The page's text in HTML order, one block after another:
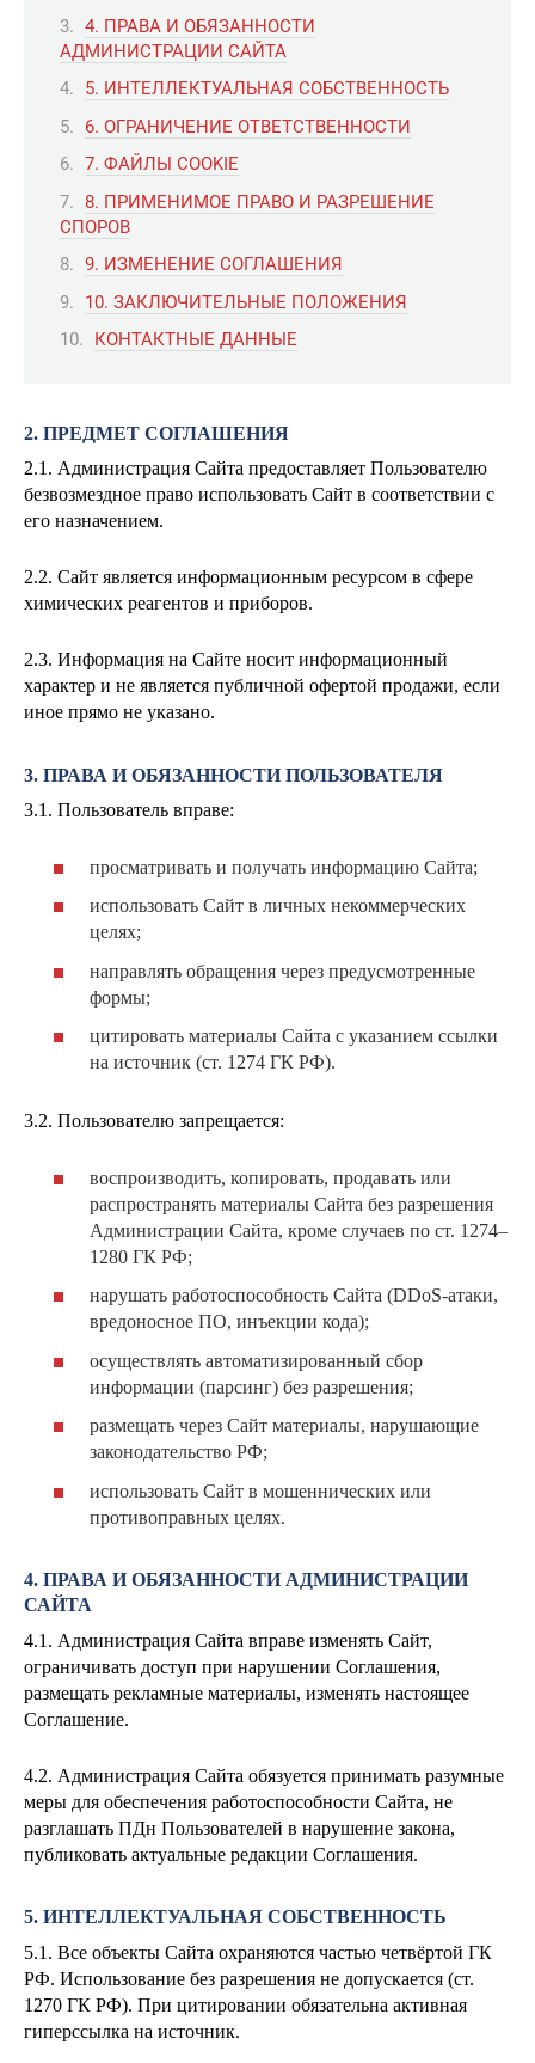
4. ПРАВА И ОБЯЗАННОСТИ
АДМИНИСТРАЦИИ САЙТА
5. ИНТЕЛЛЕКТУАЛЬНАЯ СОБСТВЕННОСТЬ
6. ОГРАНИЧЕНИЕ ОТВЕТСТВЕННОСТИ
7. ФАЙЛЫ COOKIE
8. ПРИМЕНИМОЕ ПРАВО И РАЗРЕШЕНИЕ
СПОРОВ
9. ИЗМЕНЕНИЕ СОГЛАШЕНИЯ
10. ЗАКЛЮЧИТЕЛЬНЫЕ ПОЛОЖЕНИЯ
КОНТАКТНЫЕ ДАННЫЕ
2. ПРЕДМЕТ СОГЛАШЕНИЯ
2.1. Администрация Сайта предоставляет Пользователю
безвозмездное право использовать Сайт в соответствии с
его назначением.
2.2. Сайт является информационным ресурсом в сфере
химических реагентов и приборов.
2.3. Информация на Сайте носит информационный
характер и не является публичной офертой продажи, если
иное прямо не указано.
3. ПРАВА И ОБЯЗАННОСТИ ПОЛЬЗОВАТЕЛЯ
3.1. Пользователь вправе:
просматривать и получать информацию Сайта;
использовать Сайт в личных некоммерческих
целях;
направлять обращения через предусмотренные
формы;
цитировать материалы Сайта с указанием ссылки
на источник (ст. 1274 ГК РФ).
3.2. Пользователю запрещается:
воспроизводить, копировать, продавать или
распространять материалы Сайта без разрешения
Администрации Сайта, кроме случаев по ст. 1274–
1280 ГК РФ;
нарушать работоспособность Сайта (DDoS-атаки,
вредоносное ПО, инъекции кода);
осуществлять автоматизированный сбор
информации (парсинг) без разрешения;
размещать через Сайт материалы, нарушающие
законодательство РФ;
использовать Сайт в мошеннических или
противоправных целях.
4. ПРАВА И ОБЯЗАННОСТИ АДМИНИСТРАЦИИ
САЙТА
4.1. Администрация Сайта вправе изменять Сайт,
ограничивать доступ при нарушении Соглашения,
размещать рекламные материалы, изменять настоящее
Соглашение.
4.2. Администрация Сайта обязуется принимать разумные
меры для обеспечения работоспособности Сайта, не
разглашать ПДн Пользователей в нарушение закона,
публиковать актуальные редакции Соглашения.
5. ИНТЕЛЛЕКТУАЛЬНАЯ СОБСТВЕННОСТЬ
5.1. Все объекты Сайта охраняются частью четвёртой ГК
РФ. Использование без разрешения не допускается (ст.
1270 ГК РФ). При цитировании обязательна активная
гиперссылка на источник.